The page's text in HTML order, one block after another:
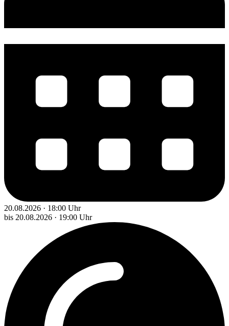
20.08.2026 · 18:00 Uhr
bis 20.08.2026 · 19:00 Uhr